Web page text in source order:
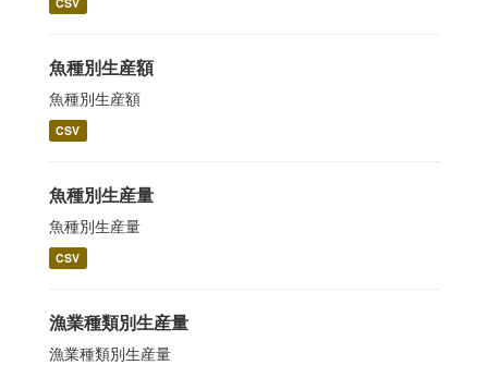
魚種別生産額
魚種別生産額
CSV
魚種別生産量
魚種別生産量
CSV
漁業種類別生産量
漁業種類別生産量